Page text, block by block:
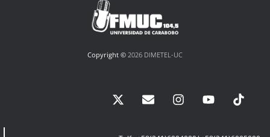
Copyright © 2026 DIMETEL-UC